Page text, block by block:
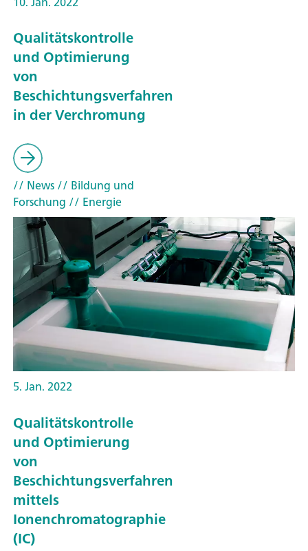
Qualitätskontrolle
und Optimierung
von
Beschichtungsverfahren
in der Verchromung
// News// Bildung und
Forschung // Energie
5. Jan. 2022
Qualitätskontrolle
und Optimierung
von
Beschichtungsverfahren
mittels
Ionenchromatographie
(IC)